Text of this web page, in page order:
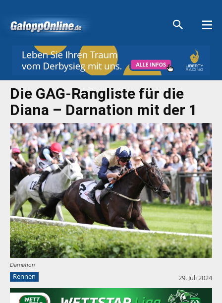
Die GAG-Rangliste für die
Diana – Darnation mit der 1
Darnation
Rennen 29. Juli 2024